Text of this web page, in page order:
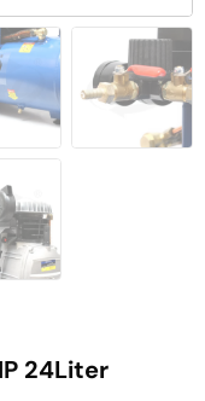
24Liter